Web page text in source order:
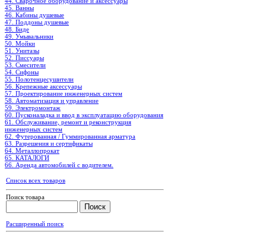
45. Ванны
46. Кабины душевые
47. Поддоны душевые
48. Биде
49. Умывальники
50. Мойки
51. Унитазы
52. Писсуары
53. Смесители
54. Сифоны
55. Полотенцесушители
56. Крепежные аксессуары
57. Проектирование инженерных систем
58. Автоматизация и управление
59. Электромонтаж
60. Пусконаладка и ввод в эксплуатацию оборудования
61. Обслуживание, ремонт и реконструкция
инженерных систем
62. Футерованная / Гуммированная арматура
63. Разрешения и сертификаты
64. Металлопрокат
65. КАТАЛОГИ
66. Аренда автомобилей с водителем.
Список всех товаров
Поиск товара
Расширенный поиск